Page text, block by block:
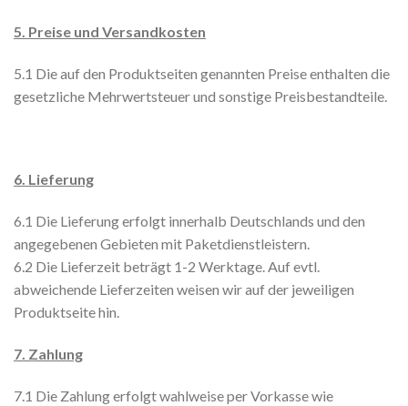
5. Preise und Versandkosten
5.1 Die auf den Produktseiten genannten Preise enthalten die
gesetzliche Mehrwertsteuer und sonstige Preisbestandteile.
6. Lieferung
6.1 Die Lieferung erfolgt innerhalb Deutschlands und den
angegebenen Gebieten mit Paketdienstleistern.
6.2 Die Lieferzeit beträgt 1-2 Werktage. Auf evtl.
abweichende Lieferzeiten weisen wir auf der jeweiligen
Produktseite hin.
7. Zahlung
7.1 Die Zahlung erfolgt wahlweise per Vorkasse wie